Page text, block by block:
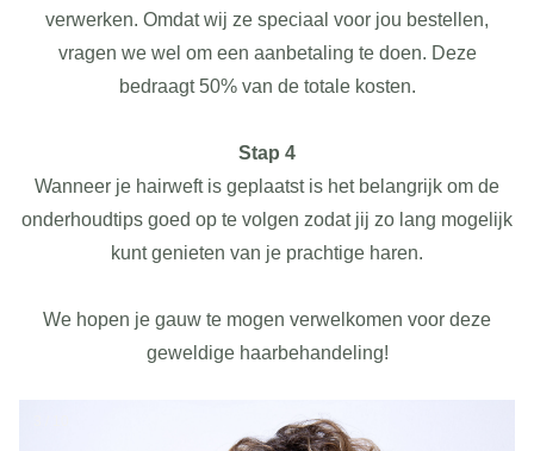
verwerken. Omdat wij ze speciaal voor jou bestellen,
vragen we wel om een aanbetaling te doen. Deze
bedraagt 50% van de totale kosten.
Stap 4
Wanneer je hairweft is geplaatst is het belangrijk om de
onderhoudtips goed op te volgen zodat jij zo lang mogelijk
kunt genieten van je prachtige haren.
We hopen je gauw te mogen verwelkomen voor deze
geweldige haarbehandeling!